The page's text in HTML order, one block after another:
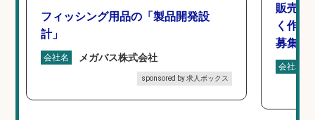
フィッシング用品の「製品開発設
計」
会社名 メガバス株式会社
sponsored by 求人ボックス
販売ス
く作業
募集/
会社名